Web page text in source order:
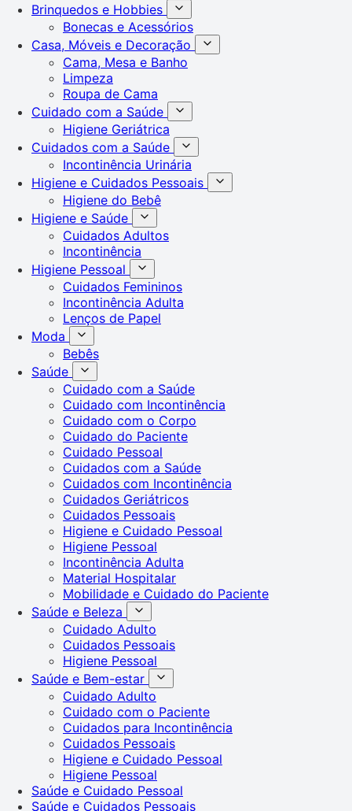
Brinquedos e Hobbies
Bonecas e Acessórios
Casa, Móveis e Decoração
Cama, Mesa e Banho
Limpeza
Roupa de Cama
Cuidado com a Saúde
Higiene Geriátrica
Cuidados com a Saúde
Incontinência Urinária
Higiene e Cuidados Pessoais
Higiene do Bebê
Higiene e Saúde
Cuidados Adultos
Incontinência
Higiene Pessoal
Cuidados Femininos
Incontinência Adulta
Lenços de Papel
Moda
Bebês
Saúde
Cuidado com a Saúde
Cuidado com Incontinência
Cuidado com o Corpo
Cuidado do Paciente
Cuidado Pessoal
Cuidados com a Saúde
Cuidados com Incontinência
Cuidados Geriátricos
Cuidados Pessoais
Higiene e Cuidado Pessoal
Higiene Pessoal
Incontinência Adulta
Material Hospitalar
Mobilidade e Cuidado do Paciente
Saúde e Beleza
Cuidado Adulto
Cuidados Pessoais
Higiene Pessoal
Saúde e Bem-estar
Cuidado Adulto
Cuidado com o Paciente
Cuidados para Incontinência
Cuidados Pessoais
Higiene e Cuidado Pessoal
Higiene Pessoal
Saúde e Cuidado Pessoal
Saúde e Cuidados Pessoais